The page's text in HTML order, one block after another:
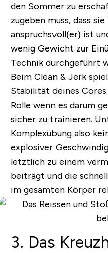
den Sommer zu
zugeben muss, dass
anspruchsvoll(er) ist
wenig Gewicht zur
Technik durchgeführt
Beim Clean & Jerk
Stabilität deines Cores
Rolle wenn es darum
sicher zu trainieren.
Komplexübung also
explosiver
letztlich zu einem
beiträgt und die
im gesamten Körper
3. Das